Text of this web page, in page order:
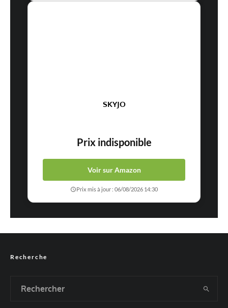
SKYJO
Prix indisponible
Voir sur Amazon
Prix mis à jour : 06/08/2026 14:30
Recherche